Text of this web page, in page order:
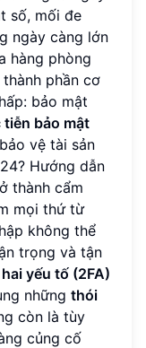
số, mối đe
ngày càng lớn
hàng phòng
phần cơ
bảo mật
bảo mật
vệ tài sản
Hướng dẫn
thành cẩm
mọi thứ từ
không thể
trọng và tận
yếu tố (2FA)
những thói
còn là tùy
củng cố